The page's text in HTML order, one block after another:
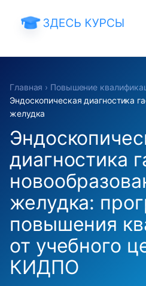
Главная › Повышение
Эндоскопическая диагностика
желудка
диагностика
желудка:
повышения
от учебного
КИДПО